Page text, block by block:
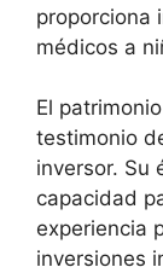
proporciona
médicos a
El
testimonio
inversor. Su
capacidad
experiencia
inversiones